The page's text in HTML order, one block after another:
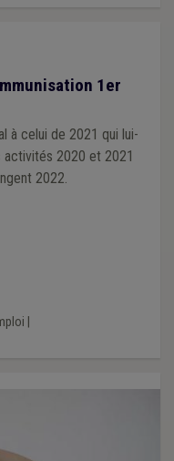
1er
à celui de 2021 qui lui-
2020 et 2021
2022.